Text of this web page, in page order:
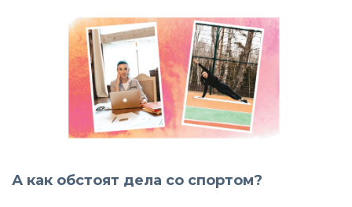
А как обстоят дела со спортом?